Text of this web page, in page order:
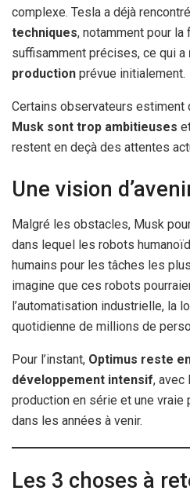
complexe. Tesla a déjà rencontré
techniques, notamment pour
suffisamment précises, ce qui a
production prévue initialement.
Certains observateurs estiment
Musk sont trop ambitieuses
restent en deçà des attentes
Une vision
Malgré les obstacles, Musk
dans lequel les robots
humains pour les tâches les
imagine que ces robots
l’automatisation industrielle, la
quotidienne de millions de
Pour l’instant, Optimus reste
développement intensif, avec
production en série et une vraie
dans les années à venir.
Les 3 choses à